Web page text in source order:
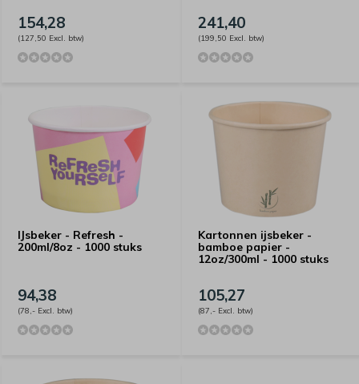
154,28
(127,50 Excl. btw)
241,40
(199,50 Excl. btw)
IJsbeker - Refresh -
200ml/8oz - 1000 stuks
94,38
(78,- Excl. btw)
Kartonnen ijsbeker -
bamboe papier -
12oz/300ml - 1000 stuks
105,27
(87,- Excl. btw)